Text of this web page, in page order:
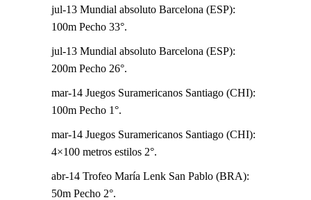
jul-13 Mundial absoluto Barcelona (ESP):
100m Pecho 33°.
jul-13 Mundial absoluto Barcelona (ESP):
200m Pecho 26°.
mar-14 Juegos Suramericanos Santiago (CHI):
100m Pecho 1°.
mar-14 Juegos Suramericanos Santiago (CHI):
4×100 metros estilos 2°.
abr-14 Trofeo María Lenk San Pablo (BRA):
50m Pecho 2°.